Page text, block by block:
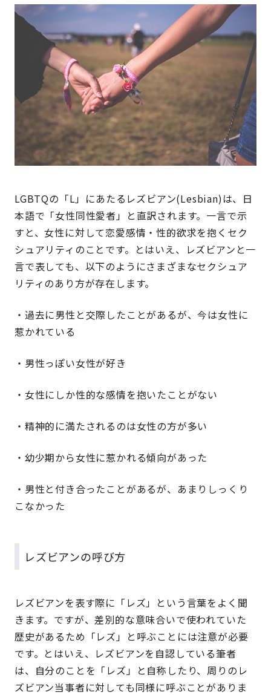
LGBTQの「L」にあたるレズビアン(Lesbian)は、日
本語で「女性同性愛者」と直訳されます。一言で示
すと、女性に対して恋愛感情・性的欲求を抱くセク
シュアリティのことです。とはいえ、レズビアンと一
言で表しても、以下のようにさまざまなセクシュア
リティのあり方が存在します。
・過去に男性と交際したことがあるが、今は女性に
惹かれている
・男性っぽい女性が好き
・女性にしか性的な感情を抱いたことがない
・精神的に満たされるのは女性の方が多い
・幼少期から女性に惹かれる傾向があった
・男性と付き合ったことがあるが、あまりしっくり
こなかった
レズビアンの呼び方
レズビアンを表す際に「レズ」という言葉をよく聞
きます。ですが、差別的な意味合いで使われていた
歴史があるため「レズ」と呼ぶことには注意が必要
です。とはいえ、レズビアンを自認している筆者
は、自分のことを「レズ」と自称したり、周りのレ
ズビアン当事者に対しても同様に呼ぶことがありま